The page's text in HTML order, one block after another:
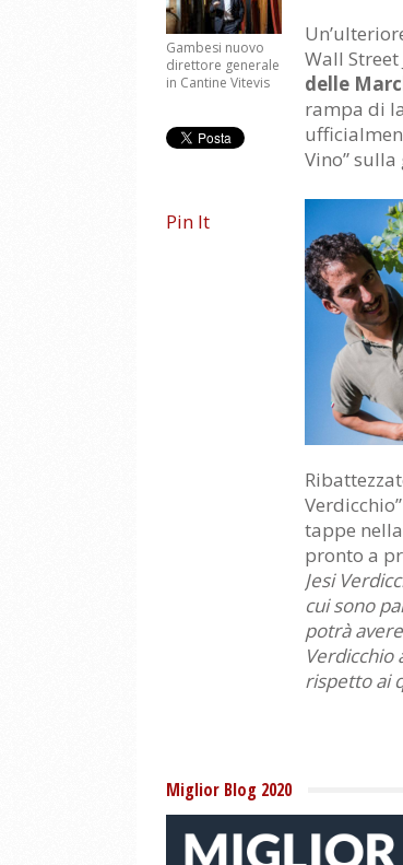
Wall
delle
rampa di
Vino” sulla
tappe
pronto a
Jesi
cui sono
potrà
Verdicchio
rispetto ai
Gambesi nuovo
direttore generale
in Cantine Vitevis
Pin It
Miglior Blog 2020